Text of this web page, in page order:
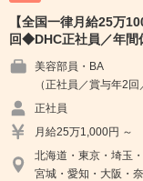
【全国一律月給25万
回◆DHC正社員／年間
美容部員・BA
（正社員／賞与年2
正社員
月給25万1,000円 ～
北海道・東京・埼玉
宮城・愛知・大阪・